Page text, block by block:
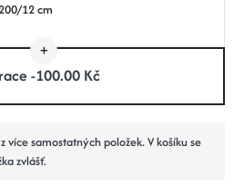
12 cm
-100.00 Kč
více samostatných položek. V košíku se
zvlášť.